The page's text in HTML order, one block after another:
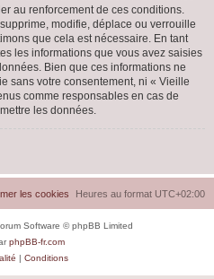
au renforcement de ces conditions.
modifie, déplace ou verrouille
que cela est nécessaire. En tant
les informations que vous avez saisies
Bien que ces informations ne
sans votre consentement, ni « Vieille
comme responsables en cas de
les données.
Heures au format UTC+02:00
les cookies
Software © phpBB Limited
phpBB-fr.com
| Conditions